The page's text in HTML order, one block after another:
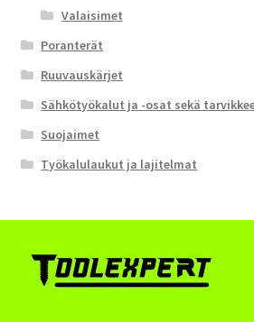
Valaisimet
Poranterät
Ruuvauskärjet
Sähkötyökalut ja -osat sekä
Suojaimet
Työkalulaukut ja lajitelmat